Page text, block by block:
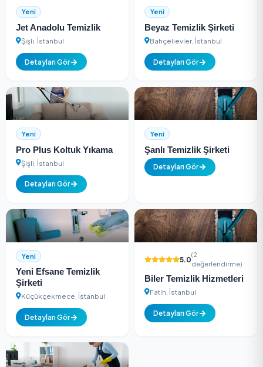
Başakşehir, İstanbul
Detayları Gör Detayları Gör
Yeni
Jet Anadolu Temizlik
Şişli, İstanbul
Detayları Gör
Yeni
Bahçelievler, İstanbul
Detayları Gör
Yeni
Pro Plus Koltuk Yıkama
Şişli, İstanbul
Detayları Gör
Yeni
Şanlı Temizlik